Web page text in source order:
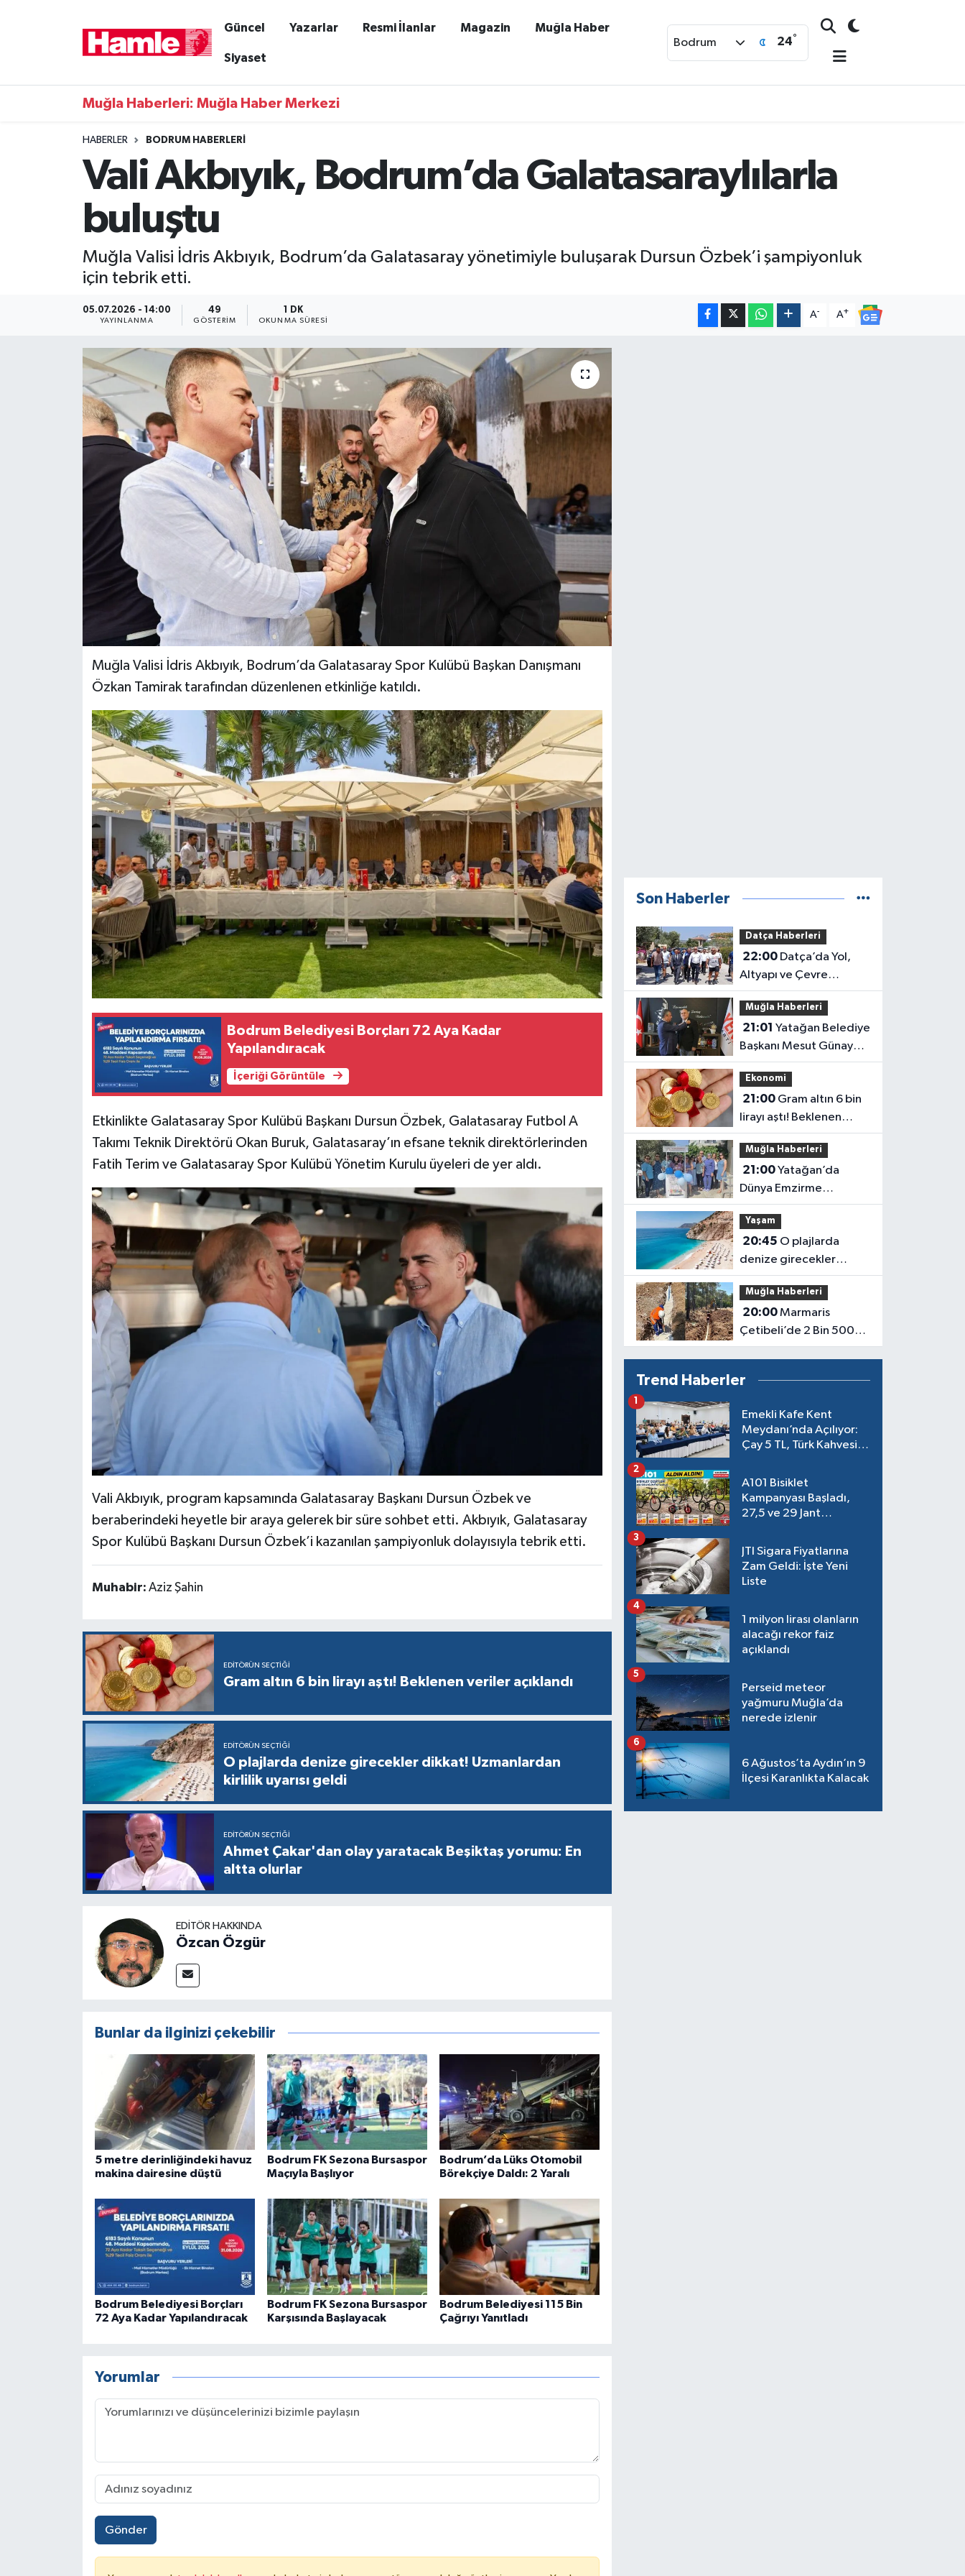
Güncel Yazarlar Resmi İlanlar Magazin Muğla Haber
Siyaset
Bodrum 24°
Muğla Haberleri: Muğla Haber Merkezi
HABERLER BODRUM HABERLERI
Vali Akbıyık, Bodrum’da Galatasaraylılarla
buluştu
Muğla Valisi İdris Akbıyık, Bodrum’da Galatasaray yönetimiyle buluşarak Dursun Özbek’i şampiyonluk
için tebrik etti.
05.07.2026 - 14:00
YAYINLANMA
49
GÖSTERIM
1 DK
OKUNMA SÜRESI
A- A+
Muğla Valisi İdris Akbıyık, Bodrum’da Galatasaray Spor Kulübü Başkan Danışmanı
Özkan Tamirak tarafından düzenlenen etkinliğe katıldı.
Bodrum Belediyesi Borçları 72 Aya Kadar
Yapılandıracak
İçeriği Görüntüle
Etkinlikte Galatasaray Spor Kulübü Başkanı Dursun Özbek, Galatasaray Futbol A
Takımı Teknik Direktörü Okan Buruk, Galatasaray’ın efsane teknik direktörlerinden
Fatih Terim ve Galatasaray Spor Kulübü Yönetim Kurulu üyeleri de yer aldı.
Vali Akbıyık, program kapsamında Galatasaray Başkanı Dursun Özbek ve
beraberindeki heyetle bir araya gelerek bir süre sohbet etti. Akbıyık, Galatasaray
Spor Kulübü Başkanı Dursun Özbek’i kazanılan şampiyonluk dolayısıyla tebrik etti.
Muhabir: Aziz Şahin
EDITÖRÜN SEÇTIĞI
Gram altın 6 bin lirayı aştı! Beklenen veriler açıklandı
EDITÖRÜN SEÇTIĞI
O plajlarda denize girecekler dikkat! Uzmanlardan
kirlilik uyarısı geldi
EDITÖRÜN SEÇTIĞI
Ahmet Çakar'dan olay yaratacak Beşiktaş yorumu: En
altta olurlar
EDITÖR HAKKINDA
Özcan Özgür
Bunlar da ilginizi çekebilir
5 metre derinliğindeki havuz
makina dairesine düştü
Bodrum FK Sezona Bursaspor
Maçıyla Başlıyor
Bodrum’da Lüks Otomobil
Börekçiye Daldı: 2 Yaralı
Bodrum Belediyesi Borçları
72 Aya Kadar Yapılandıracak
Bodrum FK Sezona Bursaspor
Karşısında Başlayacak
Bodrum Belediyesi 115 Bin
Çağrıyı Yanıtladı
Yorumlar
Gönder
Son Haberler
Datça Haberleri
22:00Datça’da Yol,
Altyapı ve Çevre
Çalışmaları Hız Kazandı
Muğla Haberleri
21:01
Başkanı Mesut Günay
CHP'den İstifa Etti Yeni
Parti'ye Katıldı
Ekonomi
21:00Gram altın 6 bin
lirayı aştı! Beklenen
veriler açıklandı
Muğla Haberleri
21:00Yatağan’da
Dünya Emzirme
Haftası’nda Anne
Sütünün Önemi Anlatıldı
Yaşam
20:45
denize girecekler
dikkat! Uzmanlardan
kirlilik uyarısı geldi
Muğla Haberleri
20:00Marmaris
Çetibeli’de 2 Bin 500
Metrelik İçme Suyu
Trend Haberler
Emekli Kafe Kent
Meydanı’nda Açılıyor:
Çay 5 TL, Türk Kahvesi
1
A101 Bisiklet
Kampanyası Başladı,
27,5 ve 29 Jant
2
JTI Sigara Fiyatlarına
Zam Geldi: İşte Yeni
Liste
3
1 milyon lirası olanların
alacağı rekor faiz
açıklandı
4
Perseid meteor
yağmuru Muğla’da
nerede izlenir
5
6 Ağustos’ta Aydın’ın 9
İlçesi Karanlıkta Kalacak
6
Magazin
Muğla Haber
Muğla Nöbetçi Eczaneler
Muğla Trafik Yoğunluk Haritası
Süper Lig Puan Durumu ve Fikstür
Son Dakika Haberleri
Haber Arşivi